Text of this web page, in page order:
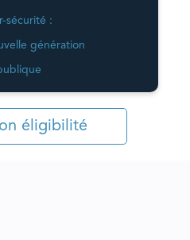
sécurité :
génération
éligibilité